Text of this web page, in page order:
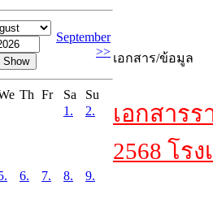
September
>>
Th Fr Sa
Su
1.
2.
6. 7. 8. 9.
เอกสาร/ข้อมูล
เอกสาร
2568 โร